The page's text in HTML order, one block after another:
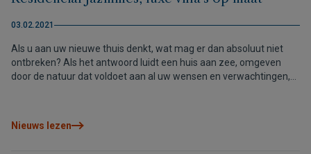
03.02.2021
Als u aan uw nieuwe thuis denkt, wat mag er dan absoluut niet
ontbreken? Als het antwoord luidt een huis aan zee, omgeven
door de natuur dat voldoet aan al uw wensen en verwachtingen,
volledig is aangepast aan uw wensen.
Nieuws lezen